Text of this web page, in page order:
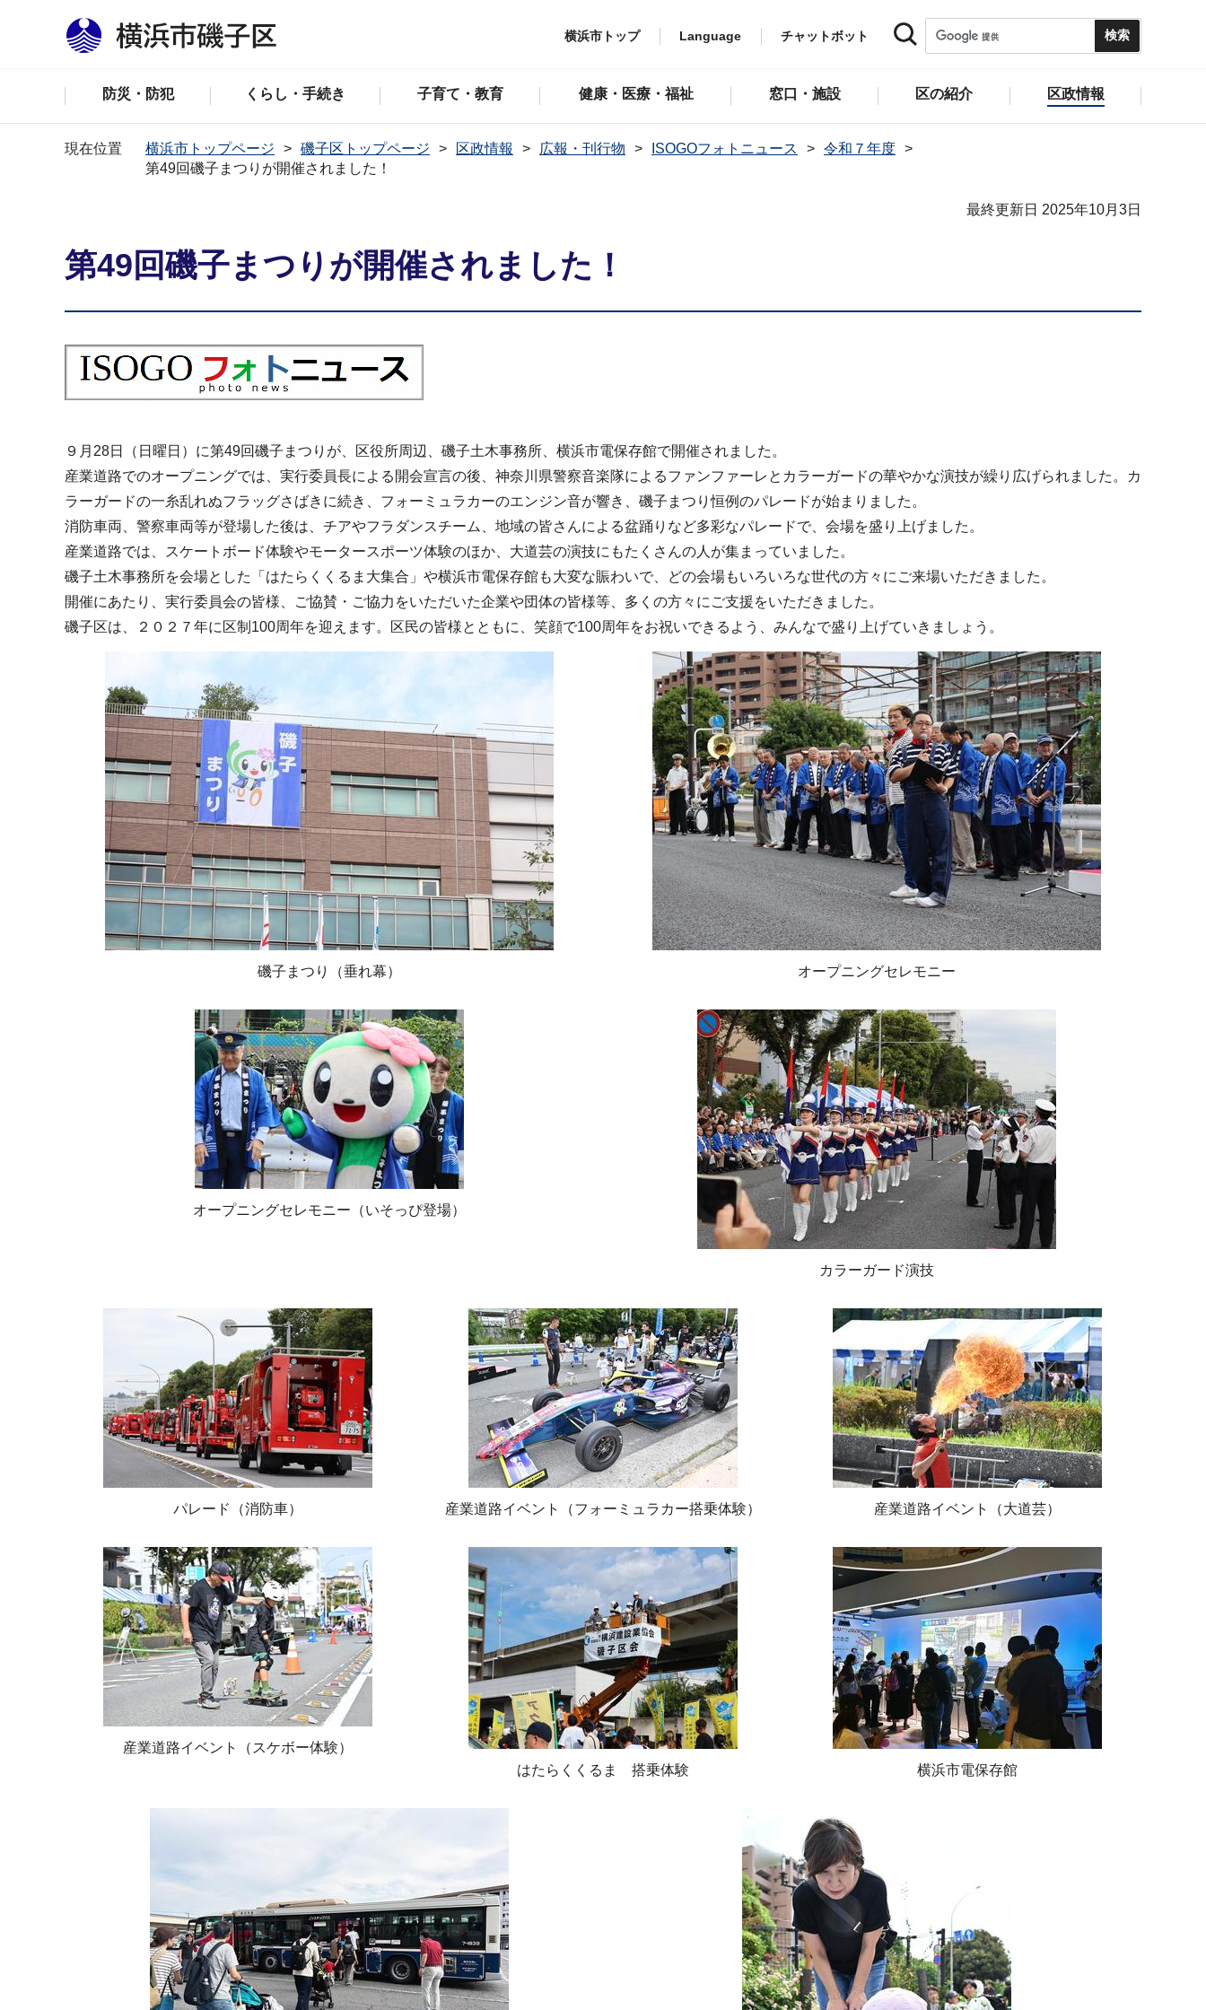
横浜市トップ Language チャットボット
防災・防犯 くらし・手続き 子育て・教育 健康・医療・福祉 窓口・施設 区の紹介 区政情報
現在位置 横浜市トップページ 磯子区トップページ 区政情報 広報・刊行物 ISOGOフォトニュース
令和７年度
第49回磯子まつりが開催されました！
最終更新日 2025年10月3日
第49回磯子まつりが開催されました！
９月28日（日曜日）に第49回磯子まつりが、区役所周辺、磯子土木事務所、横浜市電保存館で開催されました。
産業道路でのオープニングでは、実行委員長による開会宣言の後、神奈川県警察音楽隊によるファンファーレとカラーガードの華やかな演技が繰り広げられました。カ
ラーガードの一糸乱れぬフラッグさばきに続き、フォーミュラカーのエンジン音が響き、磯子まつり恒例のパレードが始まりました。
消防車両、警察車両等が登場した後は、チアやフラダンスチーム、地域の皆さんによる盆踊りなど多彩なパレードで、会場を盛り上げました。
産業道路では、スケートボード体験やモータースポーツ体験のほか、大道芸の演技にもたくさんの人が集まっていました。
磯子土木事務所を会場とした「はたらくくるま大集合」や横浜市電保存館も大変な賑わいで、どの会場もいろいろな世代の方々にご来場いただきました。
開催にあたり、実行委員会の皆様、ご協賛・ご協力をいただいた企業や団体の皆様等、多くの方々にご支援をいただきました。
磯子区は、２０２７年に区制100周年を迎えます。区民の皆様とともに、笑顔で100周年をお祝いできるよう、みんなで盛り上げていきましょう。
磯子まつり（垂れ幕） オープニングセレモニー
オープニングセレモニー（いそっぴ登場）
カラーガード演技
パレード（消防車） 産業道路イベント（フォーミュラカー搭乗体験） 産業道路イベント（大道芸）
産業道路イベント（スケボー体験）
はたらくくるま 搭乗体験
横浜市電保存館